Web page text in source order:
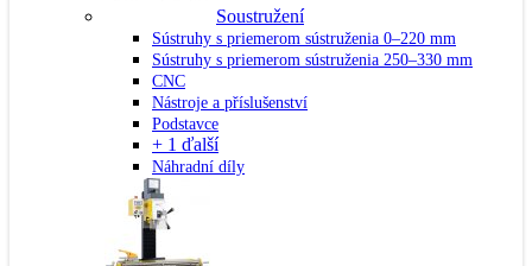
Soustružení
Sústruhy s priemerom sústruženia 0–220 mm
Sústruhy s priemerom sústruženia 250–330 mm
CNC
Nástroje a příslušenství
Podstavce
+ 1 ďalší
Náhradní díly